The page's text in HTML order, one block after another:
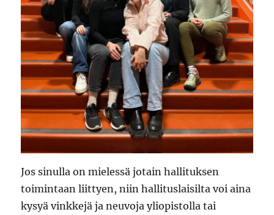
Jos sinulla on mielessä jotain hallituksen
toimintaan liittyen, niin hallituslaisilta voi aina
kysyä vinkkejä ja neuvoja yliopistolla tai